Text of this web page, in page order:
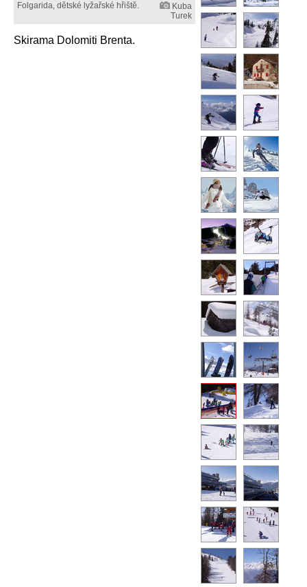
Folgarida, dětské lyžařské hřiště.
Kuba
Turek
Skirama Dolomiti Brenta.